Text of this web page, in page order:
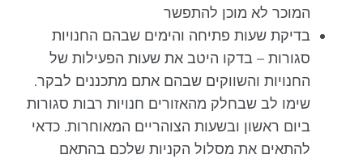
המוכר לא מוכן להתפשר
בדיקת שעות פתיחה והימים שבהם החנויות
סגורות – בדקו היטב את שעות הפעילות של
החנויות והשווקים שבהם אתם מתכננים לבקר.
שימו לב שבחלק מהאזורים חנויות רבות סגורות
ביום ראשון ובשעות הצוהריים המאוחרות. כדאי
להתאים את מסלול הקניות שלכם בהתאם